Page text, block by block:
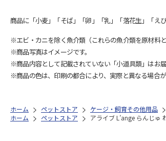
商品に「小麦」「そば」「卵」「乳」「落花生」「え
※エビ・カニを除く魚介類（これらの魚介類を原材料
※商品写真はイメージです。
※商品内容として記載されていない「小道具類」はお
※商品の色は、印刷の都合により、実際と異なる場合が
ホーム ペットストア ケージ・飼育その他用品
ホーム
ペットストア アライブ L’ange らんじゅ